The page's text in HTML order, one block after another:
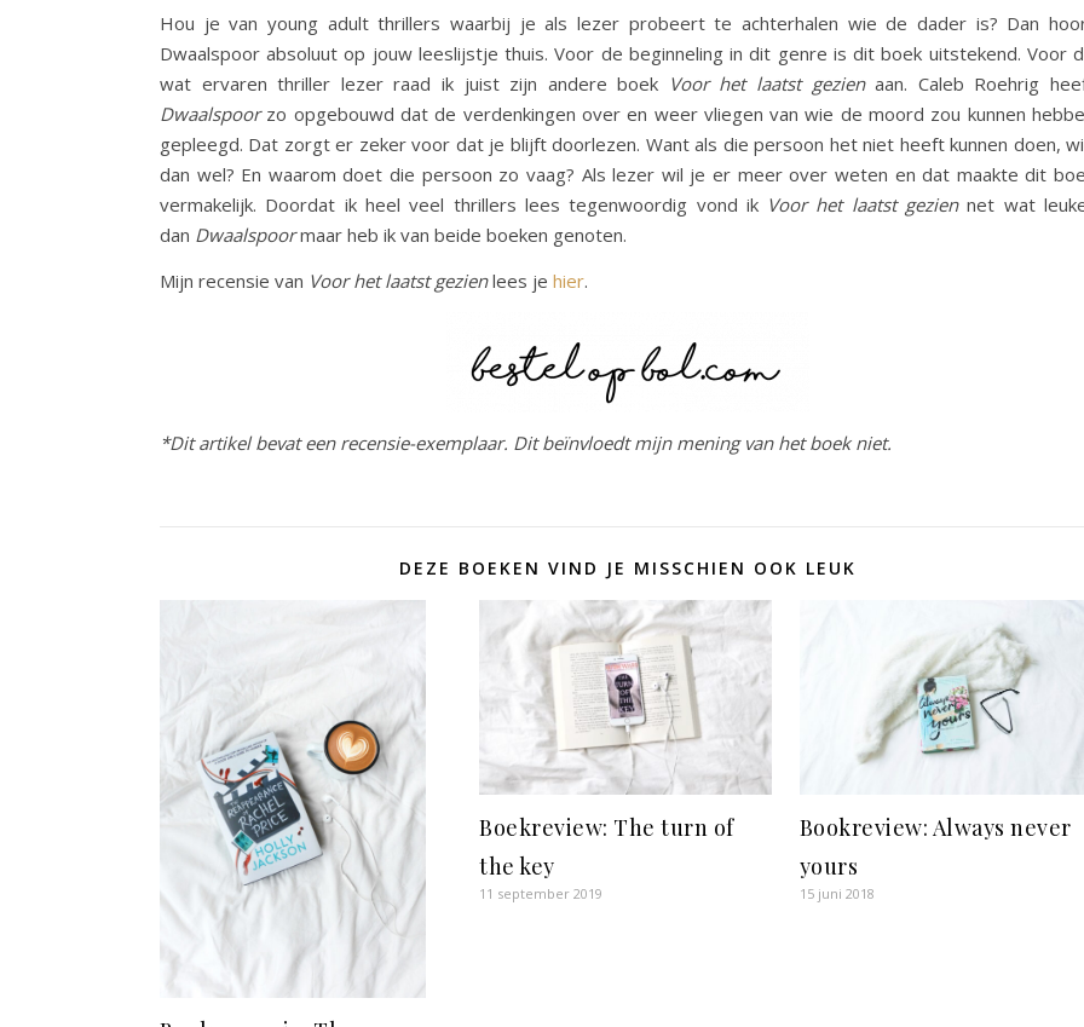
Hou je van young adult thrillers waarbij je als lezer probeert te achterhalen wie de dader is? Dan
Dwaalspoor absoluut op jouw leeslijstje thuis. Voor de beginneling in dit genre is dit boek uitstekend. Voor
wat ervaren thriller lezer raad ik juist zijn andere boek Voor het laatst gezienaan. Caleb Roehrig
Dwaalspoorzo opgebouwd dat de verdenkingen over en weer vliegen van wie de moord zou kunnen
gepleegd. Dat zorgt er zeker voor dat je blijft doorlezen. Want als die persoon het niet heeft kunnen doen,
dan wel? En waarom doet die persoon zo vaag? Als lezer wil je er meer over weten en dat maakte dit
vermakelijk. Doordat ik heel veel thrillers lees tegenwoordig vond ik Voor het laatst geziennet wat
dan Dwaalspoormaar heb ik van beide boeken genoten.
Mijn recensie van Voor het laatst gezienlees je hier.
*Dit artikel bevat een recensie-exemplaar. Dit beïnvloedt mijn mening van het boek niet.
DEZE BOEKEN VIND JE MISSCHIEN OOK LEUK
Boekreview: The turn of
the key
11 september 2019
Bookreview: Always never
yours
15 juni 2018